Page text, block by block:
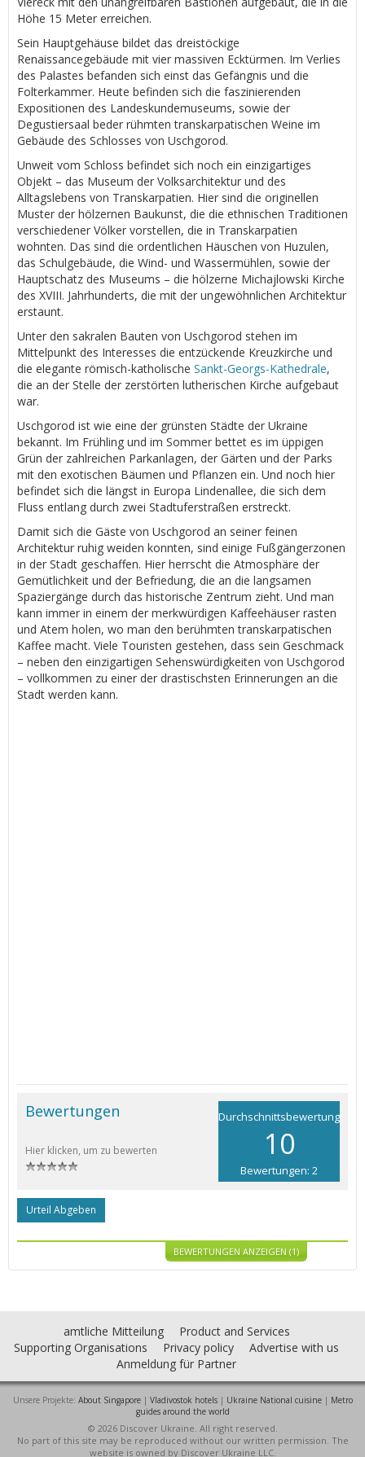
Höhe 15 Meter erreichen.
Sein Hauptgehäuse bildet das dreistöckige
Renaissancegebäude mit vier massiven Ecktürmen. Im Verlies
des Palastes befanden sich einst das Gefängnis und die
Folterkammer. Heute befinden sich die faszinierenden
Expositionen des Landeskundemuseums, sowie der
Degustiersaal beder rühmten transkarpatischen Weine im
Gebäude des Schlosses von Uschgorod.
Unweit vom Schloss befindet sich noch ein einzigartiges
Objekt – das Museum der Volksarchitektur und des
Alltagslebens von Transkarpatien. Hier sind die originellen
Muster der hölzernen Baukunst, die die ethnischen Traditionen
verschiedener Völker vorstellen, die in Transkarpatien
wohnten. Das sind die ordentlichen Häuschen von Huzulen,
das Schulgebäude, die Wind- und Wassermühlen, sowie der
Hauptschatz des Museums – die hölzerne Michajlowski Kirche
des XVIII. Jahrhunderts, die mit der ungewöhnlichen Architektur
erstaunt.
Unter den sakralen Bauten von Uschgorod stehen im
Mittelpunkt des Interesses die entzückende Kreuzkirche und
die elegante römisch-katholische Sankt-Georgs-Kathedrale,
die an der Stelle der zerstörten lutherischen Kirche aufgebaut
war.
Uschgorod ist wie eine der grünsten Städte der Ukraine
bekannt. Im Frühling und im Sommer bettet es im üppigen
Grün der zahlreichen Parkanlagen, der Gärten und der Parks
mit den exotischen Bäumen und Pflanzen ein. Und noch hier
befindet sich die längst in Europa Lindenallee, die sich dem
Fluss entlang durch zwei Stadtuferstraßen erstreckt.
Damit sich die Gäste von Uschgorod an seiner feinen
Architektur ruhig weiden konnten, sind einige Fußgängerzonen
in der Stadt geschaffen. Hier herrscht die Atmosphäre der
Gemütlichkeit und der Befriedung, die an die langsamen
Spaziergänge durch das historische Zentrum zieht. Und man
kann immer in einem der merkwürdigen Kaffeehäuser rasten
und Atem holen, wo man den berühmten transkarpatischen
Kaffee macht. Viele Touristen gestehen, dass sein Geschmack
– neben den einzigartigen Sehenswürdigkeiten von Uschgorod
– vollkommen zu einer der drastischsten Erinnerungen an die
Stadt werden kann.
Durchschnittsbewertung
10
Bewertungen: 2
Bewertungen
Hier klicken, um zu bewerten
Urteil Abgeben
BEWERTUNGEN ANZEIGEN (1)
amtliche Mitteilung
Product and Services
Supporting Organisations
Privacy policy
Advertise with us
Anmeldung für Partner
Unsere Projekte: About Singapore| Vladivostok hotels| Ukraine National cuisine| Metro
guides around the world
© 2026 Discover Ukraine. All right reserved.
No part of this site may be reproduced without our written permission. The
website is owned by Discover Ukraine LLC.